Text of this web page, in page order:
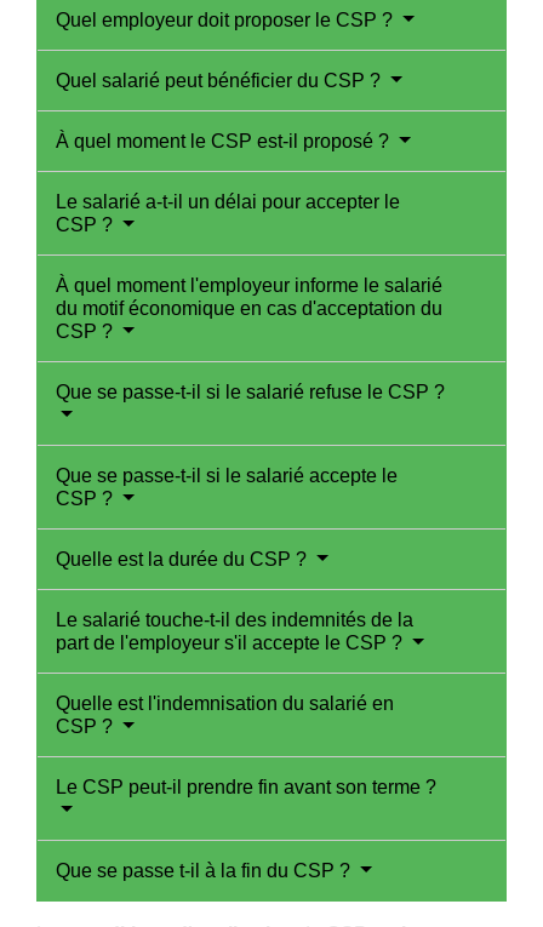
Quel employeur doit proposer le CSP ?
Quel salarié peut bénéficier du CSP ?
À quel moment le CSP est-il proposé ?
Le salarié a-t-il un délai pour accepter le
CSP ?
À quel moment l'employeur informe le salarié
du motif économique en cas d'acceptation du
CSP ?
Que se passe-t-il si le salarié refuse le CSP ?
Que se passe-t-il si le salarié accepte le
CSP ?
Quelle est la durée du CSP ?
Le salarié touche-t-il des indemnités de la
part de l'employeur s'il accepte le CSP ?
Quelle est l'indemnisation du salarié en
CSP ?
Le CSP peut-il prendre fin avant son terme ?
Que se passe t-il à la fin du CSP ?